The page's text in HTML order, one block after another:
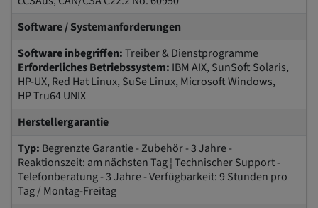
Software / Systemanforderungen
Software inbegriffen:Treiber & Dienstprogramme
Erforderliches Betriebssystem: IBM AIX, SunSoft Solaris,
HP-UX, Red Hat Linux, SuSe Linux, Microsoft Windows,
HP Tru64 UNIX
Herstellergarantie
Typ: Begrenzte Garantie - Zubehör - 3 Jahre -
Reaktionszeit: am nächsten Tag ¦ Technischer Support -
Telefonberatung - 3 Jahre - Verfügbarkeit: 9 Stunden pro
Tag / Montag-Freitag